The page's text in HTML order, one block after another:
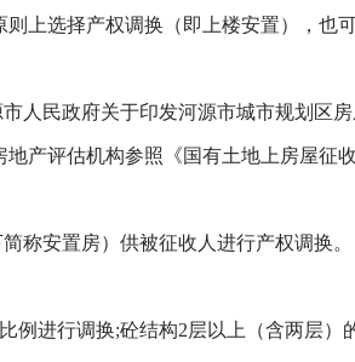
选择产权调换（即上楼安置），也
民政府关于印发河源市城市规划区
产评估机构参照《国有土地上房屋征
安置房）供被征收人进行产权调换。
行调换;砼结构2层以上（含两层）